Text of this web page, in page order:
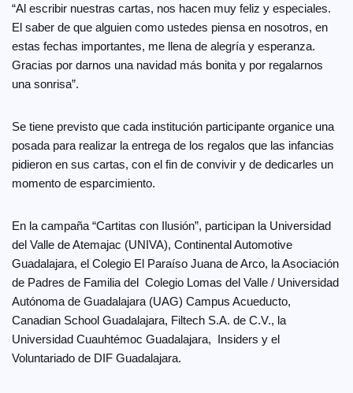
“Al escribir nuestras cartas, nos hacen muy feliz y especiales.
El saber de que alguien como ustedes piensa en nosotros, en
estas fechas importantes, me llena de alegría y esperanza.
Gracias por darnos una navidad más bonita y por regalarnos
una sonrisa”.
Se tiene previsto que cada institución participante organice una
posada para realizar la entrega de los regalos que las infancias
pidieron en sus cartas, con el fin de convivir y de dedicarles un
momento de esparcimiento.
En la campaña “Cartitas con Ilusión”, participan la Universidad
del Valle de Atemajac (UNIVA), Continental Automotive
Guadalajara, el Colegio El Paraíso Juana de Arco, la Asociación
de Padres de Familia del Colegio Lomas del Valle / Universidad
Autónoma de Guadalajara (UAG) Campus Acueducto,
Canadian School Guadalajara, Filtech S.A. de C.V., la
Universidad Cuauhtémoc Guadalajara, Insiders y el
Voluntariado de DIF Guadalajara.